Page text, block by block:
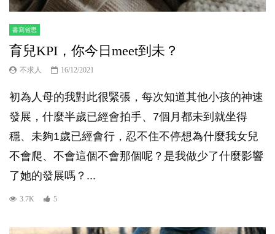
書寫省思
育兒KPI，你今日meet到未？
不求人 16/12/2021
初為人母的我對此很緊張，每次知道其他小孩的神速
發展，什麼半歲已經會拍手、7個月都未到就坐得
穩、未夠1歲已經會行，忍不住不停想為什麼我女兒
不會爬、不會這個不會那個呢？是我做少了什麼影響
了她的發展嗎？...
3.7K 5